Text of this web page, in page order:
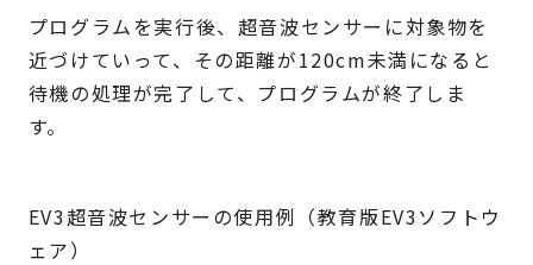
プログラムを実行後、超音波センサーに対象物を
近づけていって、その距離が120cm未満になると
待機の処理が完了して、プログラムが終了しま
す。
EV3超音波センサーの使用例（教育版EV3ソフトウ
ェア）